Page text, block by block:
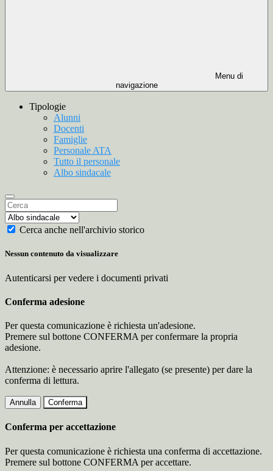
Menu di
navigazione
Tipologie
Alunni
Docenti
Famiglie
Personale ATA
Tutto il personale
Albo sindacale
Cerca anche nell'archivio storico
Nessun contenuto da visualizzare
Autenticarsi per vedere i documenti privati
Conferma adesione
Per questa comunicazione è richiesta un'adesione.
Premere sul bottone CONFERMA per confermare la propria
adesione.
Attenzione: è necessario aprire l'allegato (se presente) per dare la
conferma di lettura.
Annulla Conferma
Conferma per accettazione
Per questa comunicazione è richiesta una conferma di accettazione.
Premere sul bottone CONFERMA per accettare.